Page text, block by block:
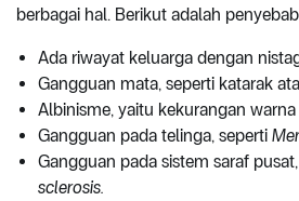
berbagai hal. Berikut adalah
Ada riwayat keluarga dengan
Gangguan mata, seperti katarak
Albinisme, yaitu kekurangan
Gangguan pada telinga, seperti
Gangguan pada sistem saraf
sclerosis.